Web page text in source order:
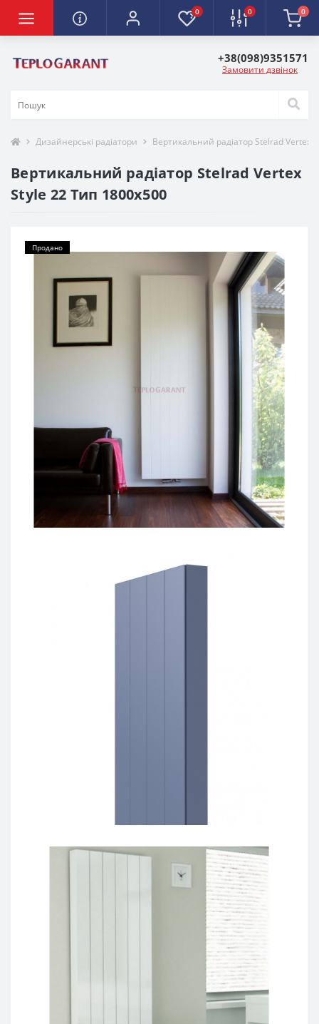
0 0 0
+38(098)9351571
Замовити дзвінок
Дизайнерські радіатори Вертикальний радіатор Stelrad Vertex
Вертикальний радіатор Stelrad Vertex
Style 22 Тип 1800х500
Продано